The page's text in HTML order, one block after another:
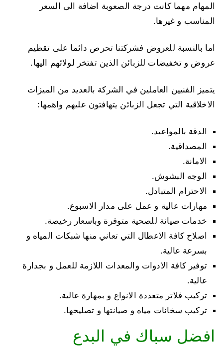
المهام مهما كانت درجة الصعوبة اضافة الى السعر
المناسب و غيرها.
اما بالنسبة للعروض فشركتنا تحرص دائما على تقظيم
عروض و تخفيضات للزبائن الذين تفتخر لولائهم اليها.
يتميز الفنيين العاملين في الشركة بالعديد من الميزات
الاخلاقية التي تجعل الزبائن يتهافتون عليهم واهمها:
الدقة بالمواعيد.
المصداقية.
الامانة.
الوجه البشوش.
الاحترام المتبادل.
مهارات عالية و عمل على مدار الاسبوع.
خدمات صيانة للصحية متوفرة وباسعار رخيصة.
اصلاح كافة الاعطال التي تعاني منها شبكات المياه و
بسرعة عالية.
توفير كافة الادوات والمعدات اللازمة للعمل و بجدارة
عالية.
تركيب فلاتر متعددة الانواع و بمهارة عالية.
تركيب سخانات مياه و صيانتها و تصليحها.
افضل سباك في البدع